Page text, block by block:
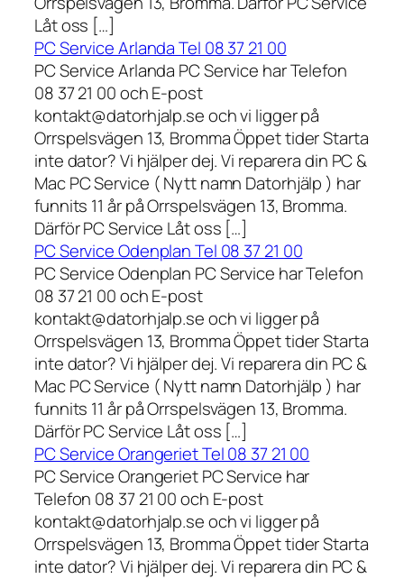
Låt oss […]
PC Service Arlanda Tel 08 37 21 00
PC Service Arlanda PC Service har Telefon
08 37 21 00 och E-post
kontakt@datorhjalp.se och vi ligger på
Orrspelsvägen 13, Bromma Öppet tider Starta
inte dator? Vi hjälper dej. Vi reparera din PC &
Mac PC Service ( Nytt namn Datorhjälp ) har
funnits 11 år på Orrspelsvägen 13, Bromma.
Därför PC Service Låt oss […]
PC Service Odenplan Tel 08 37 21 00
PC Service Odenplan PC Service har Telefon
08 37 21 00 och E-post
kontakt@datorhjalp.se och vi ligger på
Orrspelsvägen 13, Bromma Öppet tider Starta
inte dator? Vi hjälper dej. Vi reparera din PC &
Mac PC Service ( Nytt namn Datorhjälp ) har
funnits 11 år på Orrspelsvägen 13, Bromma.
Därför PC Service Låt oss […]
PC Service Orangeriet Tel 08 37 21 00
PC Service Orangeriet PC Service har
Telefon 08 37 21 00 och E-post
kontakt@datorhjalp.se och vi ligger på
Orrspelsvägen 13, Bromma Öppet tider Starta
inte dator? Vi hjälper dej. Vi reparera din PC &